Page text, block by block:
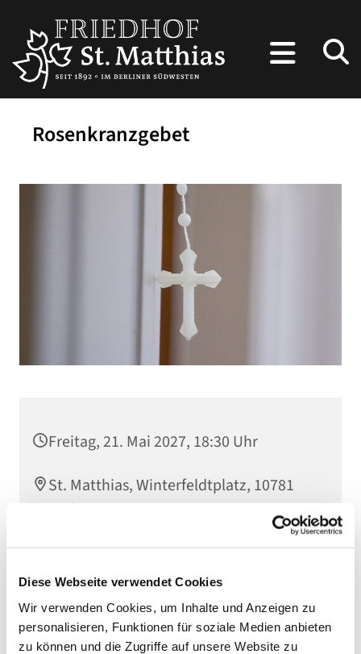
Diese Webseite verwendet Cookies
Wir verwenden Cookies, um Inhalte und Anzeigen zu
personalisieren, Funktionen für soziale Medien anbieten
zu können und die Zugriffe auf unsere Website zu
Rosenkranzgebet
Freitag, 21. Mai 2027, 18:30 Uhr
St. Matthias, Winterfeldtplatz, 10781
Berlin